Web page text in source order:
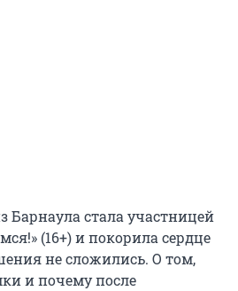
Барнаула стала участницей
(16+) и покорила сердце
не сложились. О том,
и почему после